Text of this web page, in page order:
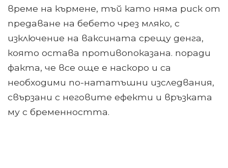
време на кърмене, тъй като няма риск от
предаване на бебето чрез мляко, с
изключение на ваксината срещу денга,
която остава противопоказана. поради
факта, че все още е наскоро и са
необходими по-нататъшни изследвания,
свързани с неговите ефекти и връзката
му с бременността.